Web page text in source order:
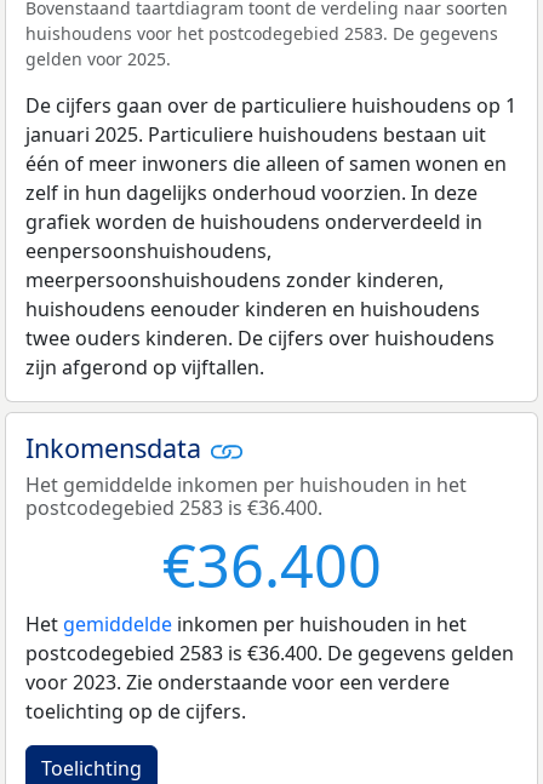
Bovenstaand taartdiagram toont de verdeling naar soorten
huishoudens voor het postcodegebied 2583. De gegevens
gelden voor 2025.
De cijfers gaan over de particuliere huishoudens op 1
januari 2025. Particuliere huishoudens bestaan uit
één of meer inwoners die alleen of samen wonen en
zelf in hun dagelijks onderhoud voorzien. In deze
grafiek worden de huishoudens onderverdeeld in
eenpersoonshuishoudens,
meerpersoonshuishoudens zonder kinderen,
huishoudens eenouder kinderen en huishoudens
twee ouders kinderen. De cijfers over huishoudens
zijn afgerond op vijftallen.
Inkomensdata
Het gemiddelde inkomen per huishouden in het
postcodegebied 2583 is €36.400.
€36.400
Het gemiddelde inkomen per huishouden in het
postcodegebied 2583 is €36.400. De gegevens gelden
voor 2023. Zie onderstaande voor een verdere
toelichting op de cijfers.
Toelichting